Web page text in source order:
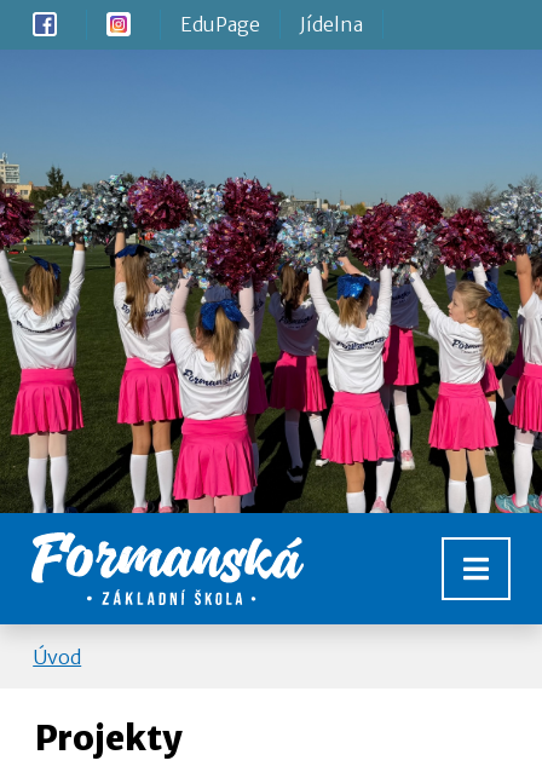
EduPage Jídelna
Úvod
Projekty